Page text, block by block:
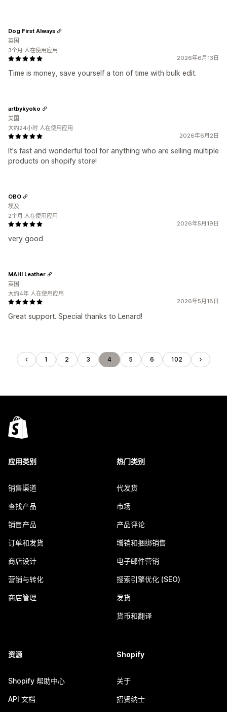
2026年6月13日
Time is money, save yourself a ton of time with bulk edit.
Dog First Always
英国
3个月 人在使用应用
2026年6月2日
It's fast and wonderful tool for anything who are selling multiple
products on shopify store!
artbykyoko
美国
大约24小时 人在使用应用
2026年5月19日
very good
OBO
埃及
2个月 人在使用应用
2026年5月18日
Great support. Special thanks to Lenard!
MAHI Leather
英国
大约4年 人在使用应用
1 2 3 4 5 6 102
应用类别
销售渠道
查找产品
销售产品
订单和发货
商店设计
营销与转化
商店管理
热门类别
代发货
市场
产品评论
增销和捆绑销售
电子邮件营销
搜索引擎优化 (SEO)
发货
货币和翻译
资源
Shopify 帮助中心
API 文档
Shopify
关于
招贤纳士